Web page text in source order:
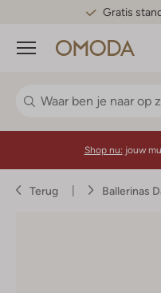
Gratis
Menu
Shop nu: jouw
Terug Ballerinas